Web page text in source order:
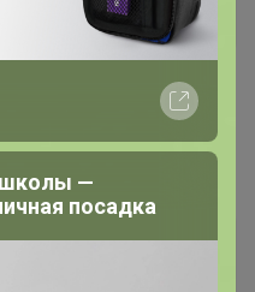
скребка?
школы —
посадка